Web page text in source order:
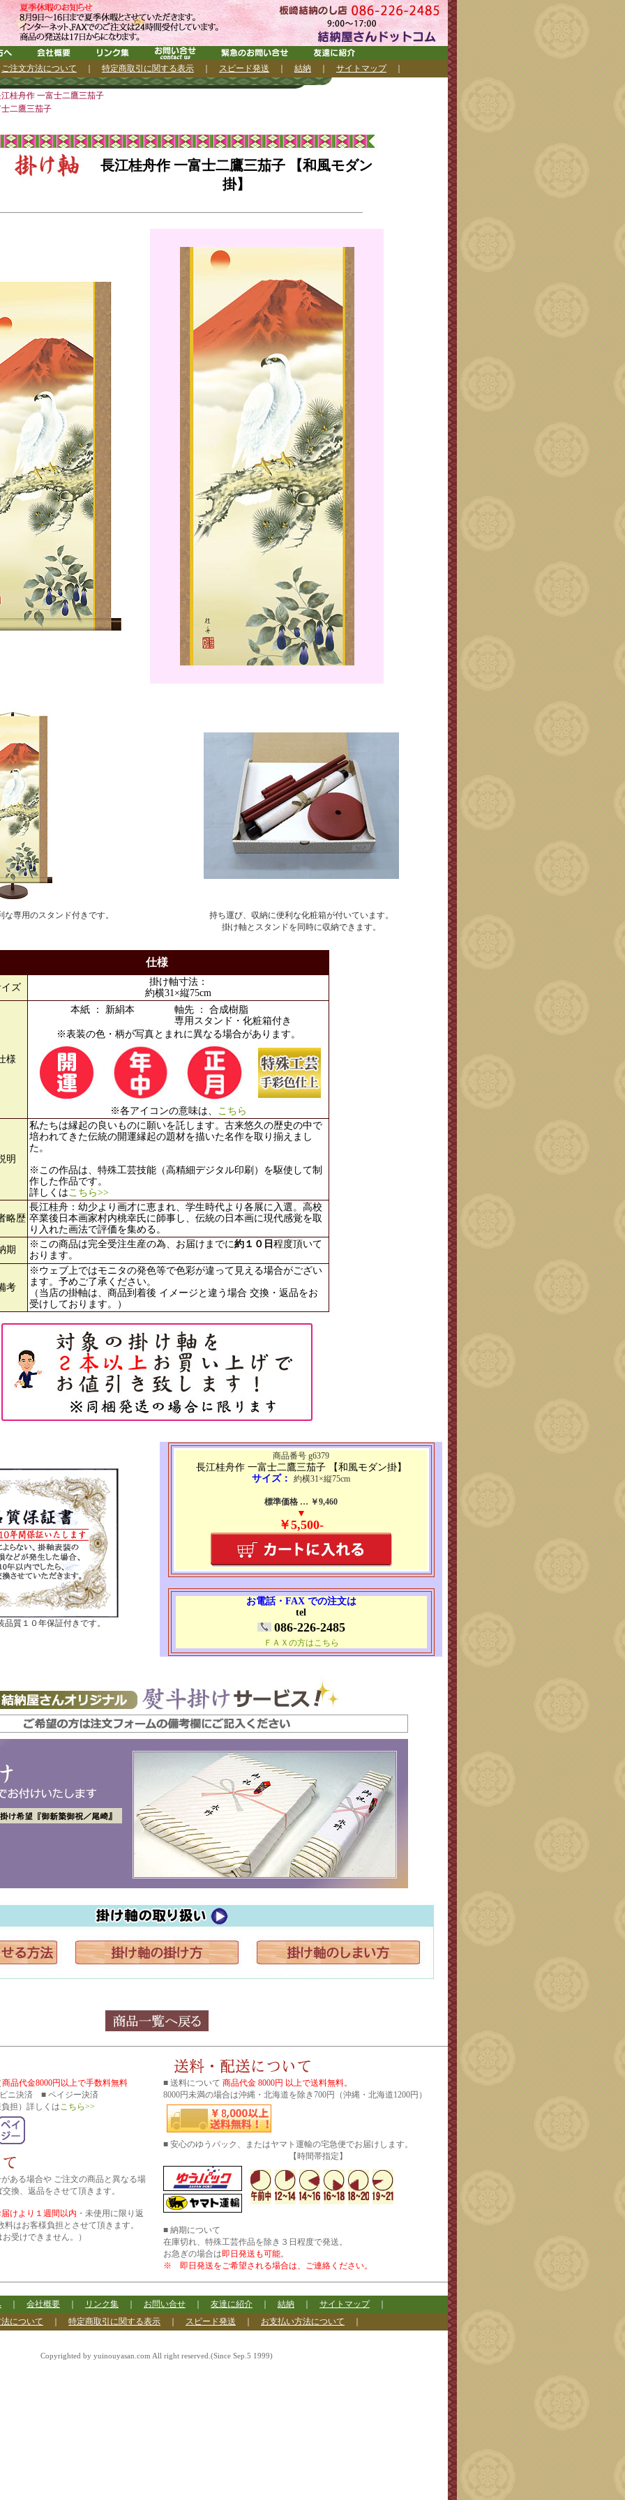
ご注文方法について 特定商取引に関する表示 スピード発送 結納 サイトマップ｜
桂舟作 一富士二鷹三茄子
二鷹三茄子
長江桂舟作 一富士二鷹三茄子 【和風モダン
掛】
専用のスタンド付きです。
持ち運び、収納に便利な化粧箱が付いています。
掛け軸とスタンドを同時に収納できます。
仕様
ズ
掛け軸寸法：
約横31×縦75cm
様
本紙 ： 新絹本
軸先 ： 合成樹脂
専用スタンド・化粧箱付き
※表装の色・柄が写真とまれに異なる場合があります。
※各アイコンの意味は、 こちら
明
私たちは縁起の良いものに願いを託します。古来悠久の歴史の中で
培われてきた伝統の開運縁起の題材を描いた名作を取り揃えまし
た。
※この作品は、特殊工芸技能（高精細デジタル印刷）を駆使して制
作した作品です。
詳しくはこちら>>
略歴
長江桂舟：幼少より画才に恵まれ、学生時代より各展に入選。高校
卒業後日本画家村内桃幸氏に師事し、伝統の日本画に現代感覚を取
り入れた画法で評価を集める。
期
※この商品は完全受注生産の為、お届けまでに約１０日 程度頂いて
おります。
考
※ウェブ上ではモニタの発色等で色彩が違って見える場合がござい
ます。予めご了承ください。
（当店の掛軸は、商品到着後 イメージと違う場合 交換・返品をお
受けしております。）
質１０年保証付きです。
商品番号 g6379
長江桂舟作 一富士二鷹三茄子 【和風モダン掛】
サイズ： 約横31×縦75cm
標準価格 … ￥9,460
▼
￥5,500-
お電話・FAX での注文は
tel
086-226-2485
ＦＡＸの方はこちら
商品代金8000円以上で手数料無料
ビニ決済 ■ ペイジー決済
担）詳しくはこちら>>
ある場合や ご注文の商品と異なる場
換、返品をさせて頂きます。
けより１週間以内 ・未使用に限り返
はお客様負担とさせて頂きます。
受けできません。）
■ 送料について 商品代金 8000円 以上で送料無料。
8000円未満の場合は沖縄・北海道を除き700円（沖縄・北海道1200円）
■ 安心のゆうパック、またはヤマト運輸の宅急便でお届けします。
【時間帯指定】
■ 納期について
在庫切れ、特殊工芸作品を除き３日程度で発送。
お急ぎの場合は即日発送も可能。
※ 即日発送をご希望される場合は、ご連絡ください。
会社概要 リンク集 お問い合せ 友達に紹介 結納 サイトマップ｜
について
特定商取引に関する表示 スピード発送 お支払い方法について
Copyrighted by yuinouyasan.com All right reserved.(Since Sep.5 1999)